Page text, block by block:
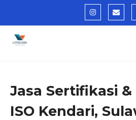
Jasa Sertifikasi
ISO Kendari,